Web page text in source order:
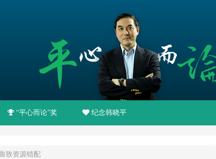
“平心而论”奖 纪念韩晓平
致资源错配